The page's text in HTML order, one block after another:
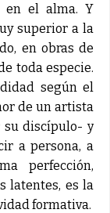
en el alma. Y
superior a la
en obras de
toda especie.
según el
de un artista
su discípulo- y
a persona, a
perfección,
latentes, es la
formativa.